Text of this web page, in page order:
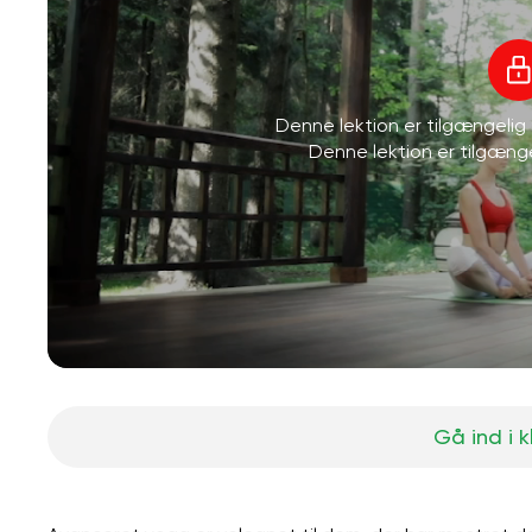
Denne lektion er tilgængelig
Denne lektion er
Gå ind i